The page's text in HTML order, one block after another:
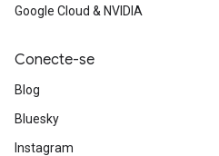
Google Cloud & NVIDIA
Conecte-se
Blog
Bluesky
Instagram